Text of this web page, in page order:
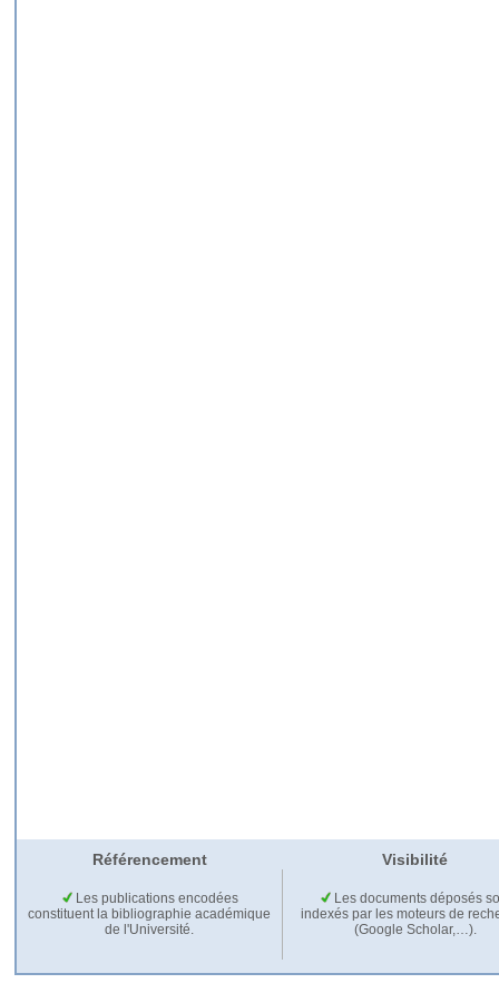
Référencement Visibilité
Les publications encodées
constituent la bibliographie académique
de l'Université.
Les documents déposés
indexés par les moteurs de
(Google Scholar,…).